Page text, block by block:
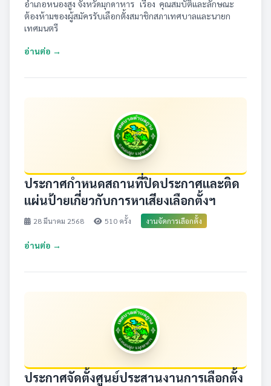
อำเภอหนองสูง จังหวัดมุกดาหาร เรื่อง คุณสมบัติและลักษณะ
ต้องห้ามของผู้สมัครรับเลือกตั้งสมาชิกสภาเทศบาลและนายก
เทศมนตรี
อ่านต่อ →
ประกาศกำหนดสถานที่ปิดประกาศและติด
แผ่นป้ายเกี่ยวกับการหาเสียงเลือกตั้งฯ
28 มีนาคม 2568 510 ครั้ง งานจัดการเลือกตั้ง
อ่านต่อ →
ประกาศจัดตั้งศูนย์ประสานงานการเลือกตั้ง